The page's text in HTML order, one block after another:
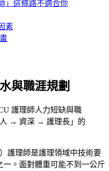
」這條路不適合你
素
與職涯規劃
護理師人力短缺與職
→ 資深 → 護理長」的
護理師是護理領域中技術要
。面對體重可能不到一公斤